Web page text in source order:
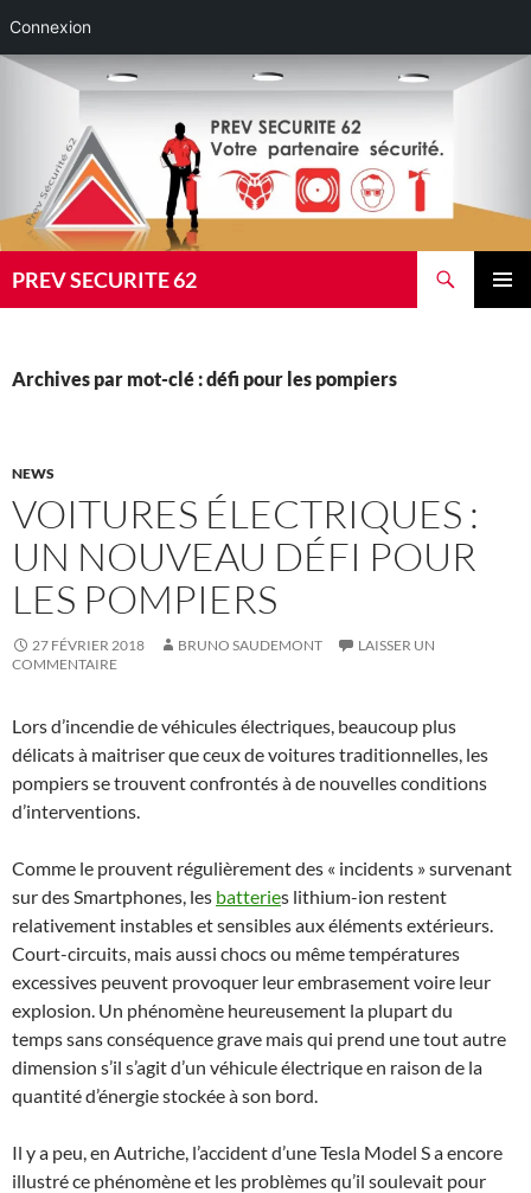
Connexion
Aller
PREV SECURITE 62
Archives par mot-clé : défi pour les pompiers
NEWS
VOITURES ÉLECTRIQUES :
UN NOUVEAU DÉFI POUR
LES POMPIERS
27 FÉVRIER 2018 BRUNO SAUDEMONT
LAISSER UN
COMMENTAIRE
Lors d’incendie de véhicules électriques, beaucoup plus
délicats à maitriser que ceux de voitures traditionnelles, les
pompiers se trouvent confrontés à de nouvelles conditions
d’interventions.
Comme le prouvent régulièrement des « incidents » survenant
sur des Smartphones, les batteries lithium-ion restent
relativement instables et sensibles aux éléments extérieurs.
Court-circuits, mais aussi chocs ou même températures
excessives peuvent provoquer leur embrasement voire leur
explosion. Un phénomène heureusement la plupart du
temps sans conséquence grave mais qui prend une tout autre
dimension s’il s’agit d’un véhicule électrique en raison de la
quantité d’énergie stockée à son bord.
Il y a peu, en Autriche, l’accident d’une Tesla Model S a encore
illustré ce phénomène et les problèmes qu’il soulevait pour